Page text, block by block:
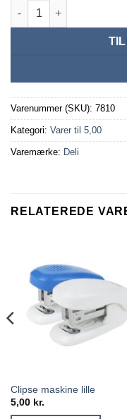
Whiteboard svamp antal
Varenummer (SKU): 7810
Kategori: Varer til 5,00
Varemærke: Deli
RELATEREDE
Clipse maskine lille
5,00 kr.